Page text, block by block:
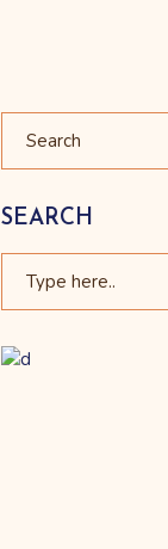
Search
SEARCH
Search